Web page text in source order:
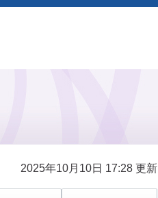
2025年10月10日 17:28 更新